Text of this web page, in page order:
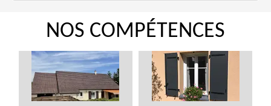
NOS COMPÉTENCES